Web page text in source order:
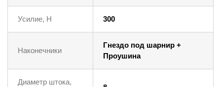
Усилие, Н 300
Наконечники
Гнездо под шарнир +
Проушина
Диаметр штока,